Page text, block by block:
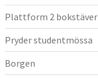
Plattform 2 bokstäver
Pryder studentmössa
Borgen